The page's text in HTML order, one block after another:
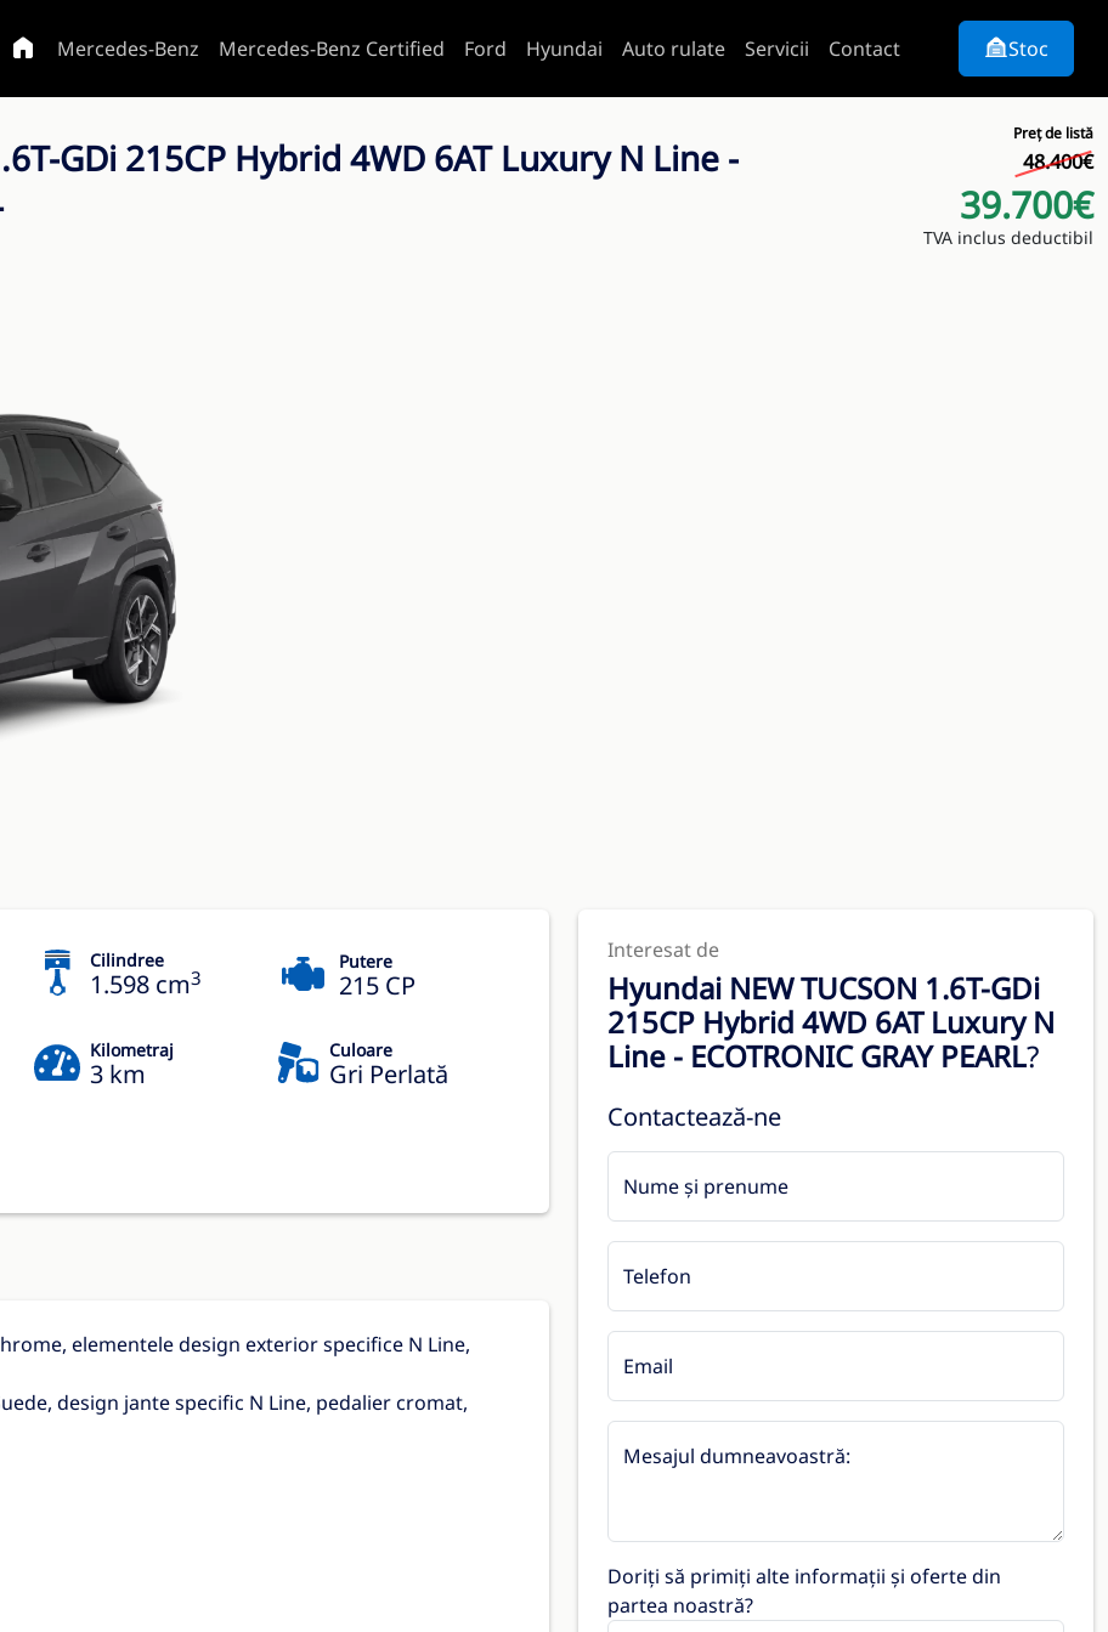
Mercedes-Benz Mercedes-Benz Certified Ford Hyundai Auto rulate Servicii Contact Stoc
GDi 215CP Hybrid 4WD 6AT Luxury N Line -
Preț de listă
48.400€
39.700€
TVA inclus deductibil
Cilindree
1.598 cm3
Putere
215 CP
Kilometraj
3 km
Culoare
Gri Perlată
elementele design exterior specifice N Line,
design jante specific N Line, pedalier cromat,
Interesat de
Hyundai NEW TUCSON 1.6T-GDi
215CP Hybrid 4WD 6AT Luxury N
Line - ECOTRONIC GRAY PEARL?
Contactează-ne
Nume și prenume
Telefon
Email
Mesajul dumneavoastră:
Doriți să primiți alte informații și oferte din
partea noastră?